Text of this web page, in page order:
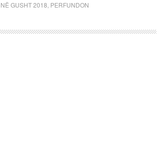
NË GUSHT 2018 PERFUNDON